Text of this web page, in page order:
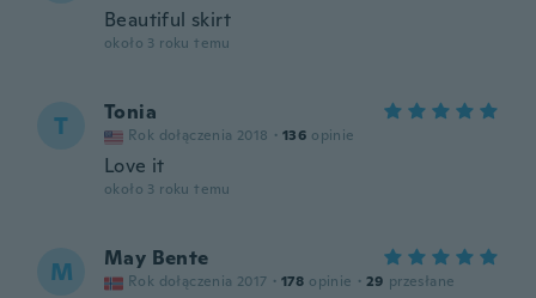
Beautiful skirt
około 3 roku temu
T Tonia
Rok dołączenia 2018 · 136 opinie
Love it
około 3 roku temu
M May Bente
Rok dołączenia 2017 · 178 opinie · 29 przesłane